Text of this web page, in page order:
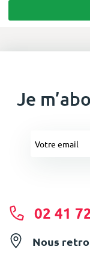
Je
02 41
Nous